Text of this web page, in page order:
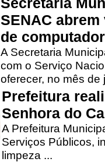
SENAC
de
A Secretaria
com o Serviço
oferecer, no mês de
Prefeitura
Senhora do
A Prefeitura
Serviços Públicos,
limpeza ...